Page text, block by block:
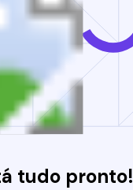
tudo pronto!